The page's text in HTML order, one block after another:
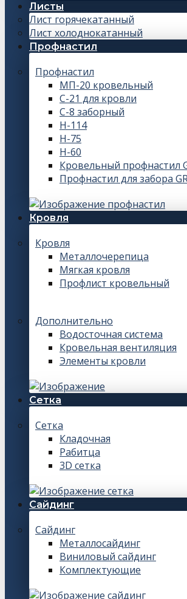
Листы
Лист горячекатанный
Лист холоднокатанный
Профнастил
Профнастил
МП-20 кровельный
С-21 для кровли
С-8 заборный
Н-114
Н-75
Н-60
Кровельный профнастил
Профнастил для забора
Кровля
Кровля
Металлочерепица
Мягкая кровля
Профлист кровельный
Дополнительно
Водосточная система
Кровельная вентиляция
Элементы кровли
Сетка
Сетка
Кладочная
Рабитца
3D сетка
Сайдинг
Сайдинг
Металлосайдинг
Виниловый сайдинг
Комплектующие